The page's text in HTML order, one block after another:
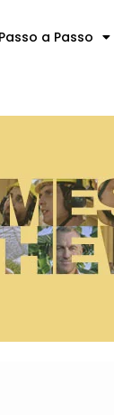
a Passo